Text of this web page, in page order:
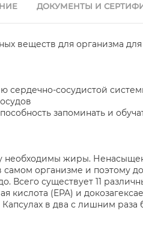
ДОКУМЕНТЫ И
веществ для организма
сердечно-сосудистой
запоминать и
необходимы жиры.
организме и поэтому
Всего существует 11
кислота (EPA) и
в два с лишним раза